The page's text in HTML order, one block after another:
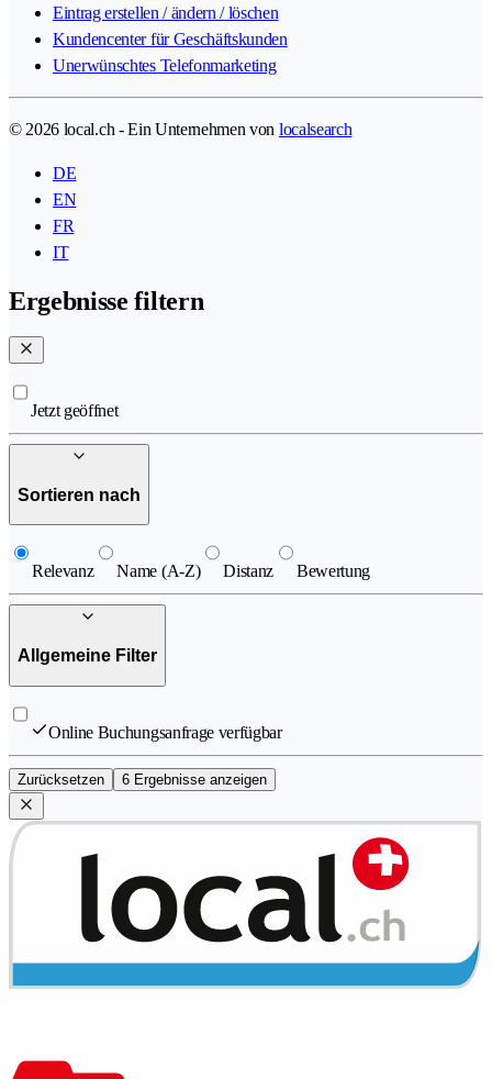
Eintrag erstellen / ändern / löschen
Kundencenter für Geschäftskunden
Unerwünschtes Telefonmarketing
© 2026 local.ch - Ein Unternehmen von localsearch
DE
EN
FR
IT
Ergebnisse filtern
Jetzt geöffnet
Sortieren nach
Relevanz Name (A-Z) Distanz Bewertung
Allgemeine Filter
Online Buchungsanfrage verfügbar
Zurücksetzen 6 Ergebnisse anzeigen